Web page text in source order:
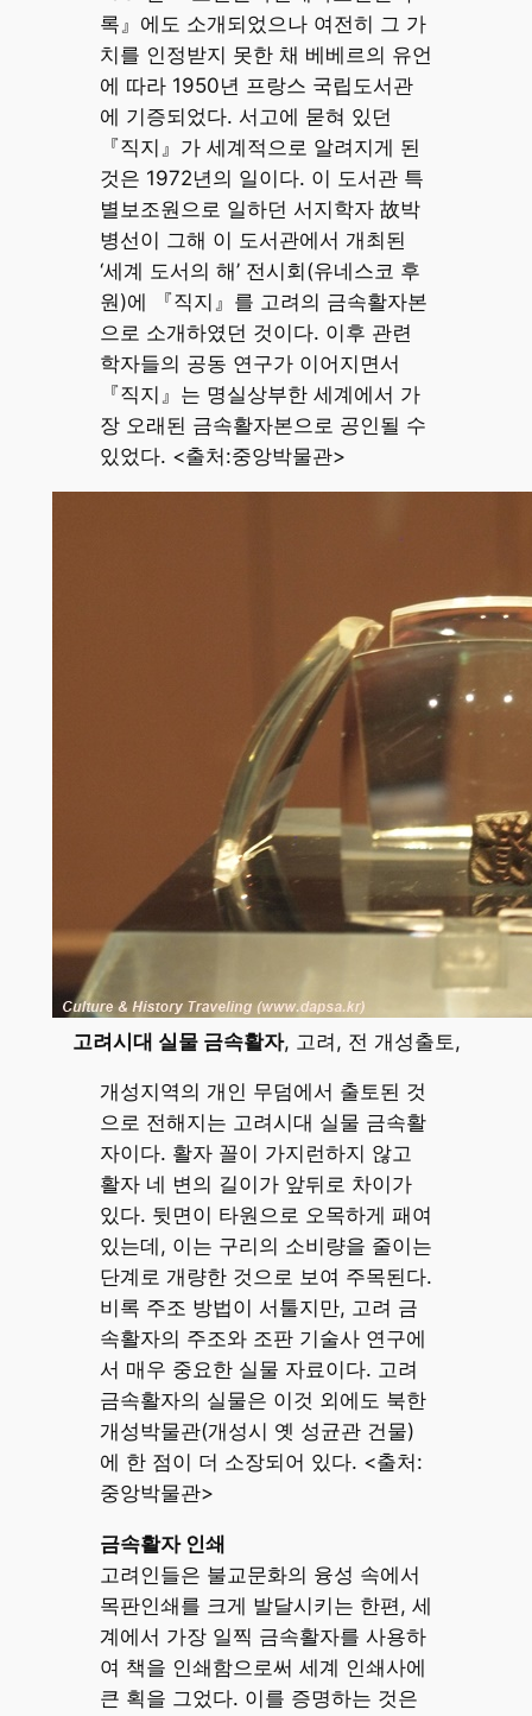
록』에도 소개되었으나 여전히 그 가
치를 인정받지 못한 채 베베르의 유언
에 따라 1950년 프랑스 국립도서관
에 기증되었다. 서고에 묻혀 있던
『직지』가 세계적으로 알려지게 된
것은 1972년의 일이다. 이 도서관 특
별보조원으로 일하던 서지학자 故박
병선이 그해 이 도서관에서 개최된
‘세계 도서의 해’ 전시회(유네스코 후
원)에 『직지』를 고려의 금속활자본
으로 소개하였던 것이다. 이후 관련
학자들의 공동 연구가 이어지면서
『직지』는 명실상부한 세계에서 가
장 오래된 금속활자본으로 공인될 수
있었다. <출처:중앙박물관>
고려시대 실물 금속활자, 고려, 전 개성출토,
개성지역의 개인 무덤에서 출토된 것
으로 전해지는 고려시대 실물 금속활
자이다. 활자 꼴이 가지런하지 않고
활자 네 변의 길이가 앞뒤로 차이가
있다. 뒷면이 타원으로 오목하게 패여
있는데, 이는 구리의 소비량을 줄이는
단계로 개량한 것으로 보여 주목된다.
비록 주조 방법이 서툴지만, 고려 금
속활자의 주조와 조판 기술사 연구에
서 매우 중요한 실물 자료이다. 고려
금속활자의 실물은 이것 외에도 북한
개성박물관(개성시 옛 성균관 건물)
에 한 점이 더 소장되어 있다. <출처:
중앙박물관>
금속활자 인쇄
고려인들은 불교문화의 융성 속에서
목판인쇄를 크게 발달시키는 한편, 세
계에서 가장 일찍 금속활자를 사용하
여 책을 인쇄함으로써 세계 인쇄사에
큰 획을 그었다. 이를 증명하는 것은